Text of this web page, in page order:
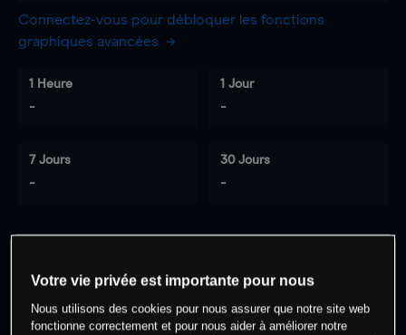
Connectez-vous pour débloquer les fonctions
graphiques avancées
1 Heure
-
1 Jour
-
7 Jours
-
30 Jours
-
cet actif
Votre vie privée est importante pour nous
Nous utilisons des cookies pour nous assurer que notre site web
fonctionne correctement et pour nous aider à améliorer notre